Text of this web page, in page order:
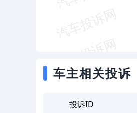
车主相关投诉
投诉ID